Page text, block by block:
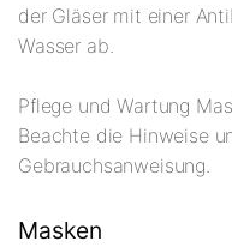
der Gläser mit einer
Wasser ab.
Pflege und Wartung
Beachte die Hinweise
Gebrauchsanweisung.
Masken